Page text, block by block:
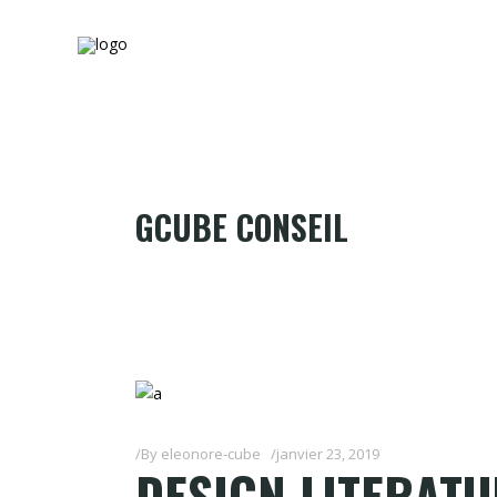
GCUBE CONSEIL
By eleonore-cube janvier 23, 2019